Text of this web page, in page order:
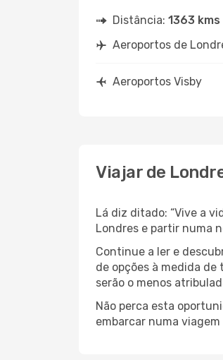
Distância: 1363 kms
Aeroportos de
Aeroportos Visby
Viajar de
Lá diz ditado: “Vive a
Londres e partir numa
Continue a ler e
de opções à medida de
serão o menos
Não perca esta
embarcar numa